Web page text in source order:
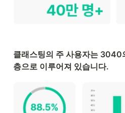
클래스팅의 주 사용자는 3040
층으로 이루어져 있습니다.